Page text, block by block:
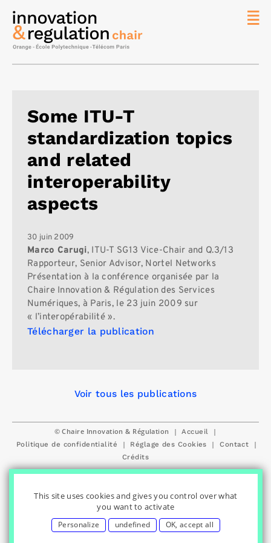
Some ITU-T
standardization topics
and related
interoperability
aspects
30 juin 2009
Marco Carugi, ITU-T SG13 Vice-Chair and Q.3/13
Rapporteur, Senior Advisor, Nortel Networks
Présentation à la conférence organisée par la
Chaire Innovation & Régulation des Services
Numériques, à Paris, le 23 juin 2009 sur
« l’interopérabilité ».
Télécharger la publication
Voir tous les publications
© Chaire Innovation & Régulation | Accueil |
Politique de confidentialité | Réglage des Cookies | Contact |
Crédits
Master
This site uses cookies and gives you control over what
you want to activate
Personalize undefined OK, accept all